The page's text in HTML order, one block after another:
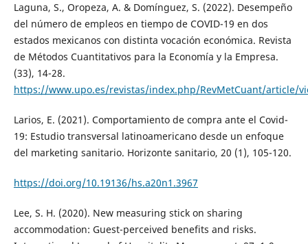
Laguna, S., Oropeza, A. & Domínguez, S. (2022). Desempeño
del número de empleos en tiempo de COVID-19 en dos
estados mexicanos con distinta vocación económica. Revista
de Métodos Cuantitativos para la Economía y la Empresa.
(33), 14-28.
https://www.upo.es/revistas/index.php/RevMetCuant/article/
Larios, E. (2021). Comportamiento de compra ante el Covid-
19: Estudio transversal latinoamericano desde un enfoque
del marketing sanitario. Horizonte sanitario, 20 (1), 105-120.
https://doi.org/10.19136/hs.a20n1.3967
Lee, S. H. (2020). New measuring stick on sharing
accommodation: Guest-perceived benefits and risks.